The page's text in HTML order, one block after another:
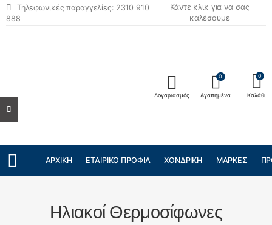
Τηλεφωνικές παραγγελίες: 2310 910
888
Κάντε κλικ για να σας
καλέσουμε
Λογαριασμός
0
Αγαπημένα
0
Καλάθι
ΑΡΧΙΚΉ ΕΤΑΙΡΙΚΌ ΠΡΟΦΊΛ ΧΟΝΔΡΙΚΉ ΜΆΡΚΕΣ
Ηλιακοί Θερμοσίφωνες